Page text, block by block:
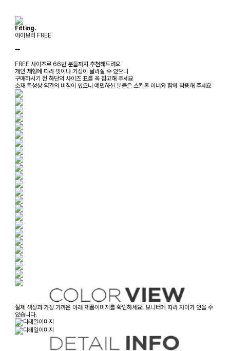
Fitting.
아이보리 FREE
ㅡ
FREE 사이즈로 66반 분들까지 추천해드려요
개인 체형에 따라 핏이나 기장이 달라질 수 있으니
구매하시기 전 하단의 사이즈 표를 꼭 참고해 주세요
소재 특성상 약간의 비침이 있으니 예민하신 분들은 스킨톤 이너와 함께 착용해 주세요
실제 색상과 가장 가까운 아래 제품이미지를 확인하세요! 모니터에 따라 차이가 있을 수
있습니다.